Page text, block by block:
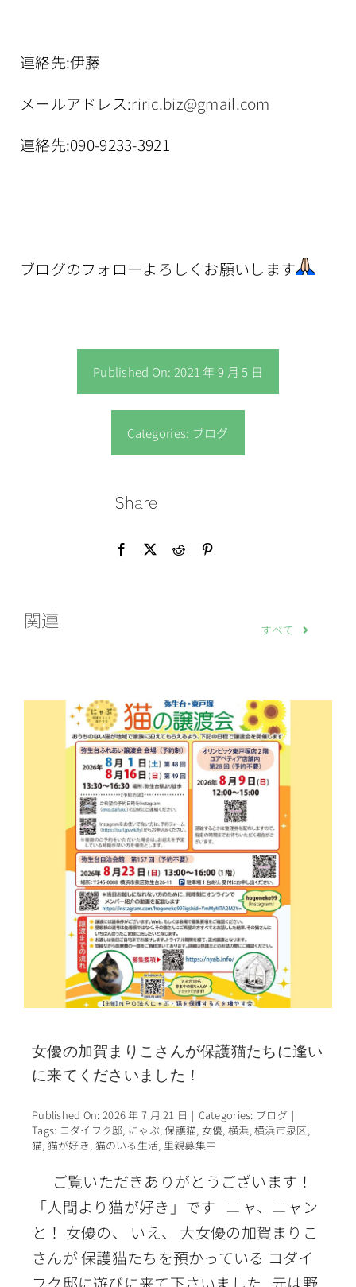
連絡先:伊藤
メールアドレス:riric.biz@gmail.com
連絡先:090-9233-3921
ブログのフォローよろしくお願いします
Published On: 2021 年 9 月 5 日
Categories: ブログ
Share
関連 すべて
女優の加賀まりこさんが保護猫たちに逢い
に来てくださいました！
Published On: 2026 年 7 月 21 日 | Categories: ブログ |
Tags: コダイフク邸, にゃぶ,保護猫, 女優,横浜,横浜市泉区,
猫, 猫が好き, 猫のいる生活, 里親募集中
ご覧いただきありがとうございます！
「人間より猫が好き」です ニャ、ニャン
と！ 女優の、 いえ、 大女優の加賀まりこ
さんが 保護猫たちを預かっている コダイ